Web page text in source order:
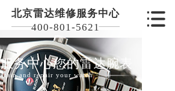
北京雷达维修服务中心
400-801-5621
务中心您的雷达腕表
and repair your watch